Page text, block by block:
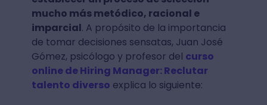
mucho más metódico, racional e
imparcial. A propósito de la importancia
de tomar decisiones sensatas, Juan José
Gómez, psicólogo y profesor del curso
online de Hiring Manager: Reclutar
talento diverso explica lo siguiente: